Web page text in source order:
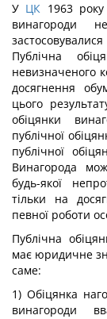
У ЦК 1963
винагороди
Публічна
невизначеного
досягнення
цього
обіцянки
публічної
публічної
Винагорода
будь-якої
тільки на
певної роботи
Публічна
має юридичне
саме:
1) Обіцянка
винагороди